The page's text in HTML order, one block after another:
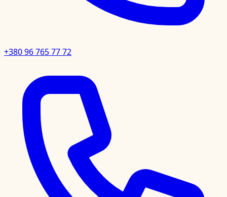
+380 96 765 77 72